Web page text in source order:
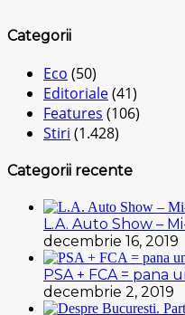
Categorii
Eco (50)
Editoriale(41)
Features (106)
Stiri (1.428)
Categorii recente
L.A. Auto Show –
decembrie 16, 2019
PSA + FCA = pana
decembrie 2, 2019